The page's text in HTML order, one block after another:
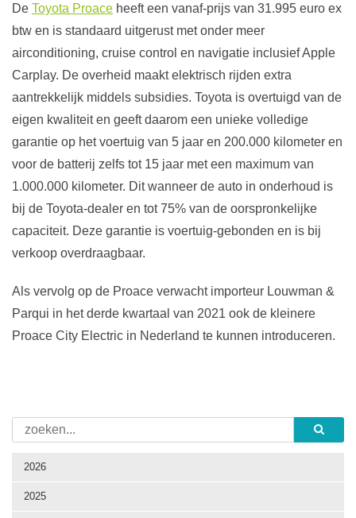
2026
2025
De Toyota Proace heeft een vanaf-prijs van 31.995 euro ex
btw en is standaard uitgerust met onder meer
airconditioning, cruise control en navigatie inclusief Apple
Carplay. De overheid maakt elektrisch rijden extra
aantrekkelijk middels subsidies. Toyota is overtuigd van de
eigen kwaliteit en geeft daarom een unieke volledige
garantie op het voertuig van 5 jaar en 200.000 kilometer en
voor de batterij zelfs tot 15 jaar met een maximum van
1.000.000 kilometer. Dit wanneer de auto in onderhoud is
bij de Toyota-dealer en tot 75% van de oorspronkelijke
capaciteit. Deze garantie is voertuig-gebonden en is bij
verkoop overdraagbaar.
Als vervolg op de Proace verwacht importeur Louwman &
Parqui in het derde kwartaal van 2021 ook de kleinere
Proace City Electric in Nederland te kunnen introduceren.